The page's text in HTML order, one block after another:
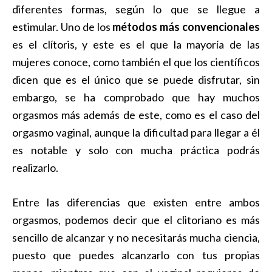
diferentes formas, según lo que se llegue a
estimular. Uno de los métodos más convencionales
es el clítoris, y este es el que la mayoría de las
mujeres conoce, como también el que los científicos
dicen que es el único que se puede disfrutar, sin
embargo, se ha comprobado que hay muchos
orgasmos más además de este, como es el caso del
orgasmo vaginal, aunque la dificultad para llegar a él
es notable y solo con mucha práctica podrás
realizarlo.
Entre las diferencias que existen entre ambos
orgasmos, podemos decir que el clitoriano es más
sencillo de alcanzar y no necesitarás mucha ciencia,
puesto que puedes alcanzarlo con tus propias